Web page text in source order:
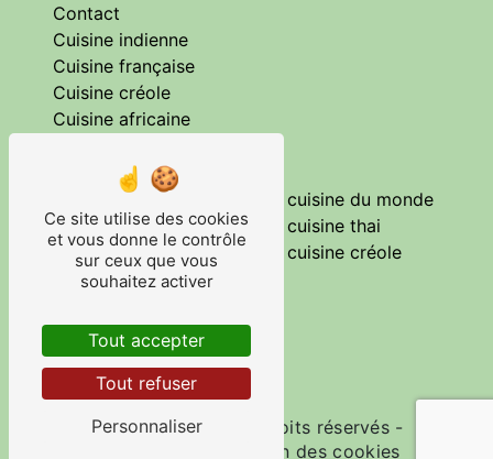
Contact
Cuisine indienne
Cuisine française
Cuisine créole
Cuisine africaine
Nos prestations
street food
verrine
plateau apéro
pâtisserie maison
plat à emporter
restauration à emporter
traiteur
cuisine du monde
cuisine thai
cuisine créole
Vistalid- 2026 - Tous droits réservés -
Gestion des cookies
Ce site utilise des cookies
et vous donne le contrôle
sur ceux que vous
souhaitez activer
Tout accepter
Tout refuser
Personnaliser